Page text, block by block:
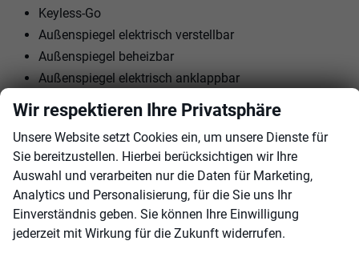
Keyless-Go
Außenspiegel elektrisch verstellbar
Außenspiegel beheizbar
Außenspiegel elektrisch anklappbar
Elektrische Fensterheber vorne und hinten
Lendenwirbelstütze Fahrer
Mittelarmlehne
Kindersitzvorbereitung (ISOFIX)
Lenkrad höhenverstellbar
Wir respektieren Ihre Privatsphäre
Unsere Website setzt Cookies ein, um unsere Dienste für
Sie bereitzustellen. Hierbei berücksichtigen wir Ihre
Auswahl und verarbeiten nur die Daten für Marketing,
Analytics und Personalisierung, für die Sie uns Ihr
Einverständnis geben. Sie können Ihre Einwilligung
jederzeit mit Wirkung für die Zukunft widerrufen.